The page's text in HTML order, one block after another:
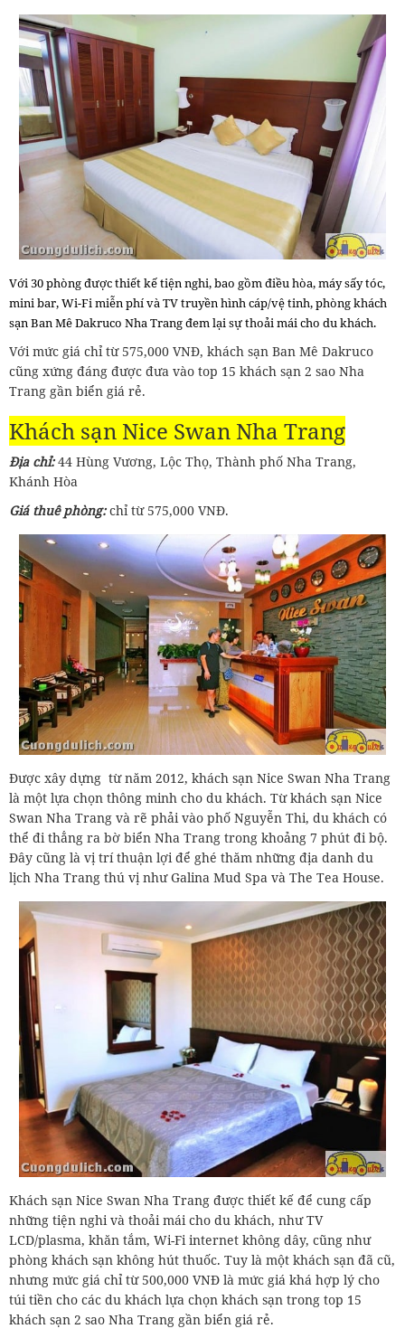
Với 30 phòng được thiết kế tiện nghi, bao gồm điều hòa, máy sấy tóc,
mini bar, Wi-Fi miễn phí và TV truyền hình cáp/vệ tinh, phòng khách
sạn Ban Mê Dakruco Nha Trang đem lại sự thoải mái cho du khách.
Với mức giá chỉ từ 575,000 VNĐ, khách sạn Ban Mê Dakruco
cũng xứng đáng được đưa vào top 15 khách sạn 2 sao Nha
Trang gần biển giá rẻ.
Khách sạn Nice Swan Nha Trang
Địa chỉ:44 Hùng Vương, Lộc Thọ, Thành phố Nha Trang,
Khánh Hòa
Giá thuê phòng:chỉ từ 575,000 VNĐ.
Được xây dựng từ năm 2012, khách sạn Nice Swan Nha Trang
là một lựa chọn thông minh cho du khách. Từ khách sạn Nice
Swan Nha Trang và rẽ phải vào phố Nguyễn Thi, du khách có
thể đi thẳng ra bờ biển Nha Trang trong khoảng 7 phút đi bộ.
Đây cũng là vị trí thuận lợi để ghé thăm những địa danh du
lịch Nha Trang thú vị như Galina Mud Spa và The Tea House.
Khách sạn Nice Swan Nha Trang được thiết kế để cung cấp
những tiện nghi và thoải mái cho du khách, như TV
LCD/plasma, khăn tắm, Wi-Fi internet không dây, cũng như
phòng khách sạn không hút thuốc. Tuy là một khách sạn đã cũ,
nhưng mức giá chỉ từ 500,000 VNĐ là mức giá khá hợp lý cho
túi tiền cho các du khách lựa chọn khách sạn trong top 15
khách sạn 2 sao Nha Trang gần biển giá rẻ.